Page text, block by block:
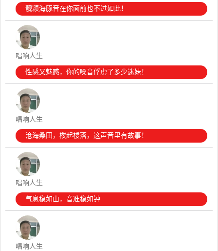
靓颖海豚音在你面前也不过如此！
唱响人生
性感又魅惑，你的嗓音俘虏了多少迷妹！
唱响人生
沧海桑田，楼起楼落，这声音里有故事！
唱响人生
气息稳如山，音准稳如钟
唱响人生